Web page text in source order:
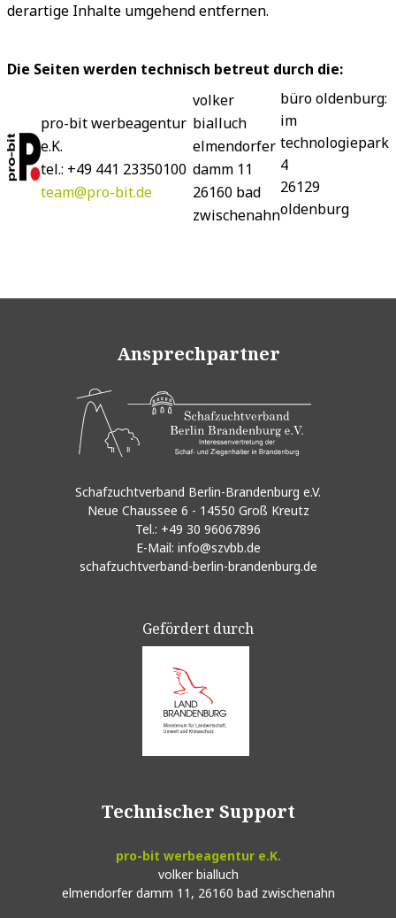
derartige Inhalte umgehend entfernen.
Die Seiten werden technisch betreut durch die:
pro-bit werbeagentur
e.K.
tel.: +49 441 23350100
team@pro-bit.de
volker
bialluch
elmendorfer
damm 11
26160 bad
zwischenahn
büro oldenburg:
im
technologiepark
4
26129
oldenburg
Ansprechpartner
Schafzuchtverband Berlin-Brandenburg e.V.
Neue Chaussee 6 - 14550 Groß Kreutz
Tel.: +49 30 96067896
E-Mail: info@szvbb.de
schafzuchtverband-berlin-brandenburg.de
Gefördert durch
Technischer Support
pro-bit werbeagentur e.K.
volker bialluch
elmendorfer damm 11, 26160 bad zwischenahn